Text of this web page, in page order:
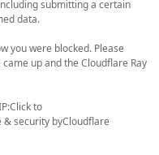
submitting a certain
data.
you were blocked. Please
up and the Cloudflare Ray
to
& security byCloudflare